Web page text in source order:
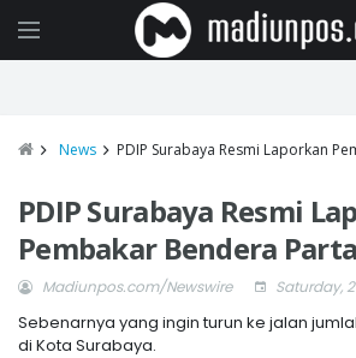
News PDIP Surabaya Resmi Laporkan
PDIP Surabaya Resmi
Pembakar Bendera
Madiunpos.com/Newswire Saturday,
Sebenarnya yang ingin turun ke jalan
di Kota Surabaya.